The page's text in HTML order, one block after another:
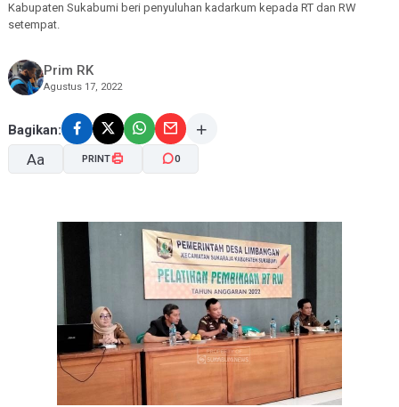
Kabupaten Sukabumi beri penyuluhan kadarkum kepada RT dan RW
setempat.
Prim RK
Agustus 17, 2022
Bagikan:
Aa
A- A+
PRINT 0